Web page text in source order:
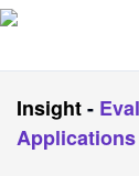
Insight-